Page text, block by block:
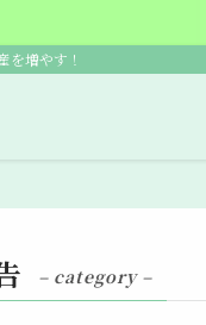
増やす！
– category –